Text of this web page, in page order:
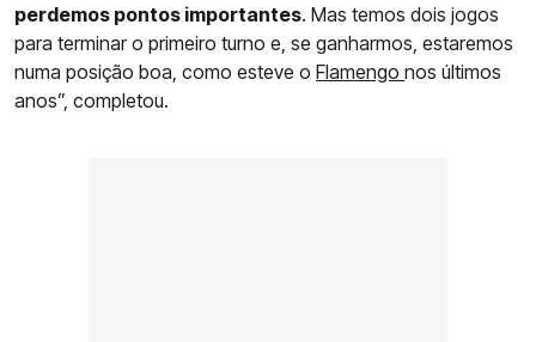
perdemos pontos importantes. Mas temos dois jogos
para terminar o primeiro turno e, se ganharmos, estaremos
numa posição boa, como esteve o Flamengo nos últimos
anos”, completou.